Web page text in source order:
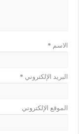
الاسم *
البريد الإلكتروني *
الموقع الإلكتروني